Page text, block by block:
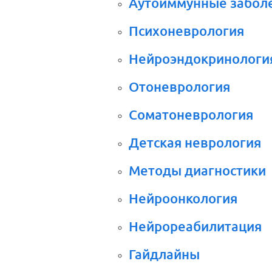
Психоневрология
Отоневрология
Соматоневрология
Детская неврология
Методы диагностики
Нейроонкология
Нейрореабилитация
Гайдлайны